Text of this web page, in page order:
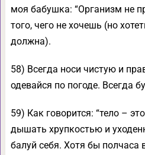
моя бабушка: “Организм не
того, чего не хочешь (но
должна).
58) Всегда носи чистую и
одевайся по погоде. Всегда
59) Как говорится: “тело –
дышать хрупкостью и
балуй себя. Хотя бы полчаса